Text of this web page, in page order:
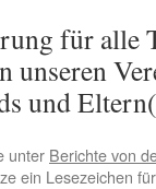
für alle
unseren
und
unter Berichte von
ein Lesezeichen